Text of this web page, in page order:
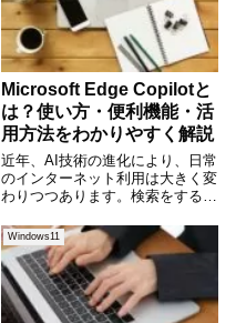
自分に合っているかわから
Microsoft Edge Copilotと
は？使い方・便利機能・活
用方法をわかりやすく解説
近年、AI技術の進化により、日常
のインターネット利用は大きく変
わりつつあります。検索をするだ
アイデア出しまでAIがサポートし
てくれる時代になりました。その
中でも注目されているのが、
Microsoftが提供するブ
Windows11